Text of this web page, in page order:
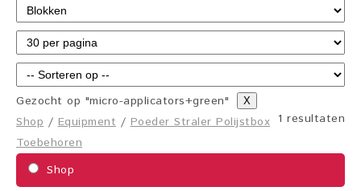
Gezocht op "micro-applicators+green" X
1 resultaten
Shop /Equipment /Poeder Straler Polijstbox
Toebehoren
Shop